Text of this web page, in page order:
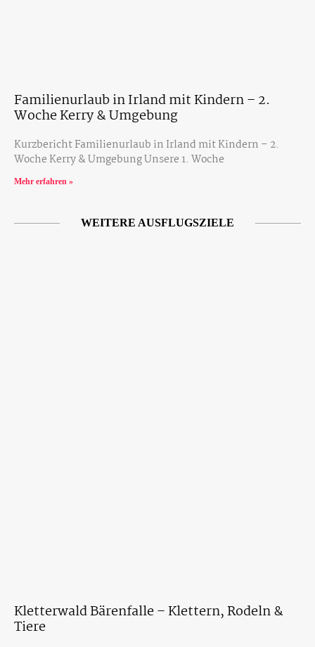
Familienurlaub in Irland mit Kindern – 2.
Woche Kerry & Umgebung
Kurzbericht Familienurlaub in Irland mit Kindern – 2.
Woche Kerry & Umgebung Unsere 1. Woche
Mehr erfahren »
WEITERE AUSFLUGSZIELE
Kletterwald Bärenfalle – Klettern, Rodeln &
Tiere